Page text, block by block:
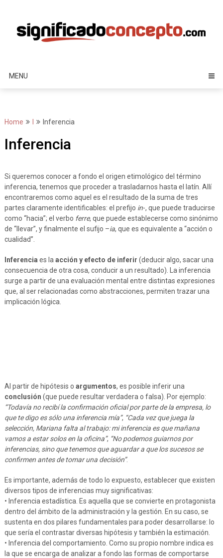
content
MENU
Home Inferencia
Inferencia
Si queremos conocer a fondo el origen etimológico del término
inferencia, tenemos que proceder a trasladarnos hasta el latín. Allí
encontraremos como aquel es el resultado de la suma de tres
partes claramente identificables: el prefijo in-, que puede traducirse
como “hacia”; el verbo ferre, que puede establecerse como sinónimo
de “llevar”, y finalmente el sufijo –ia, que es equivalente a “acción o
cualidad”.
Inferencia es la acción y efecto de inferir (deducir algo, sacar una
consecuencia de otra cosa, conducir a un resultado). La inferencia
surge a partir de una evaluación mental entre distintas expresiones
que, al ser relacionadas como abstracciones, permiten trazar una
implicación lógica.
Al partir de hipótesis o argumentos, es posible inferir una
conclusión (que puede resultar verdadera o falsa). Por ejemplo:
“Todavía no recibí la confirmación oficial por parte de la empresa, lo
que te digo es sólo una inferencia mía”, “Cada vez que juega la
selección, Mariana falta al trabajo: mi inferencia es que mañana
vamos a estar solos en la oficina”, “No podemos guiarnos por
inferencias, sino que tenemos que aguardar a que los sucesos se
confirmen antes de tomar una decisión”.
Es importante, además de todo lo expuesto, establecer que existen
diversos tipos de inferencias muy significativas:
• Inferencia estadística. Es aquella que se convierte en protagonista
dentro del ámbito de la administración y la gestión. En su caso, se
sustenta en dos pilares fundamentales para poder desarrollarse: lo
que sería el contrastar diversas hipótesis y también la estimación.
• Inferencia del comportamiento. Como su propio nombre indica es
la que se encarga de analizar a fondo las formas de comportarse